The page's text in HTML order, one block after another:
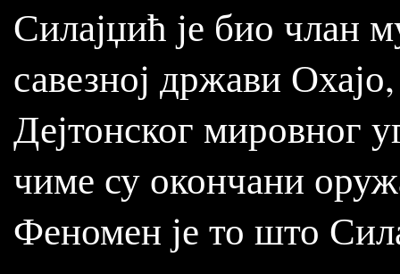
Силајџић је био члан
савезној држави
Дејтонског мировног
чиме су окончани
Феномен је то што